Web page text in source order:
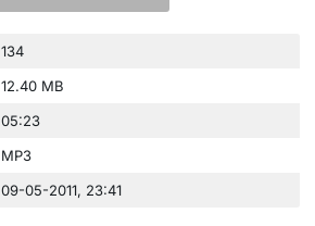
134
12.40 MB
05:23
MP3
09-05-2011, 23:41